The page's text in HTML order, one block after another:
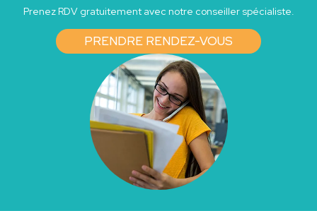
Prenez RDV gratuitement avec notre conseiller spécialiste.
PRENDRE RENDEZ-VOUS